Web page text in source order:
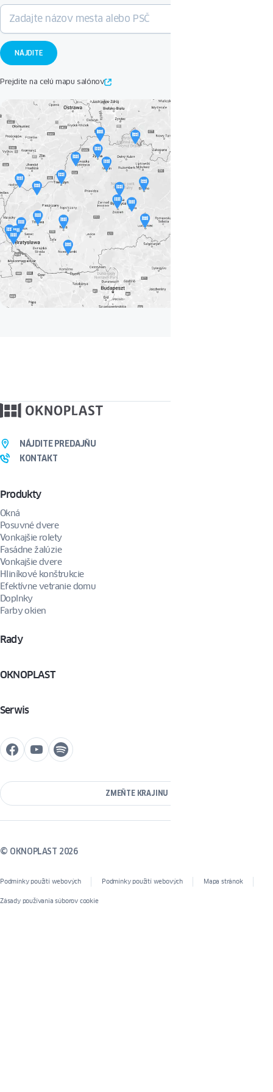
Prejdite na celú mapu salónov
Produkty
Okná
Posuvné dvere
Vonkajšie rolety
Fasádne žalúzie
Vonkajšie dvere
Hliníkové konštrukcie
Efektívne vetranie domu
Doplnky
Farby okien
Rady
OKNOPLAST
Serwis
NÁJDITE PREDAJŇU
KONTAKT
ZMEŇTE KRAJINU
© OKNOPLAST 2026
Podmínky použití webových Podmínky použití webových Mapa stránok
Zásady používania súborov cookie